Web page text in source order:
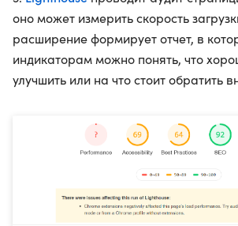
оно может измерить скорость
расширение формирует отчет, в
индикаторам можно понять, что
улучшить или на что стоит обратить